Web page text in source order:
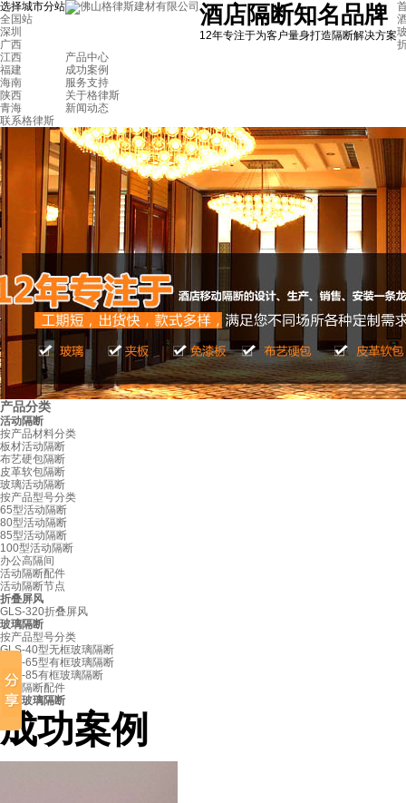
选择城市分站
全国站
深圳
广西
江西
福建
海南
陕西
青海
酒店隔断知名品牌
12年专注于为客户量身打造隔断解决方案
产品中心
成功案例
服务支持
关于格律斯
新闻动态
联系格律斯
产品分类
活动隔断
按产品材料分类
板材活动隔断
布艺硬包隔断
皮革软包隔断
玻璃活动隔断
按产品型号分类
65型活动隔断
80型活动隔断
85型活动隔断
100型活动隔断
办公高隔间
活动隔断配件
活动隔断节点
折叠屏风
GLS-320折叠屏风
玻璃隔断
按产品型号分类
GLS-40型无框玻璃隔断
GLS-65型有框玻璃隔断
GLS-85有框玻璃隔断
玻璃隔断配件
固定玻璃隔断
成功案例